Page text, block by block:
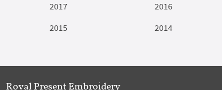
2017
2016
2015
2014
Royal Present Embroidery